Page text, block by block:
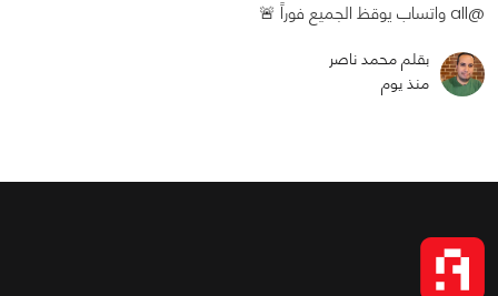
@all واتساب يوقظ الجميع فوراً 🚨
بقلم محمد ناصر
منذ يوم